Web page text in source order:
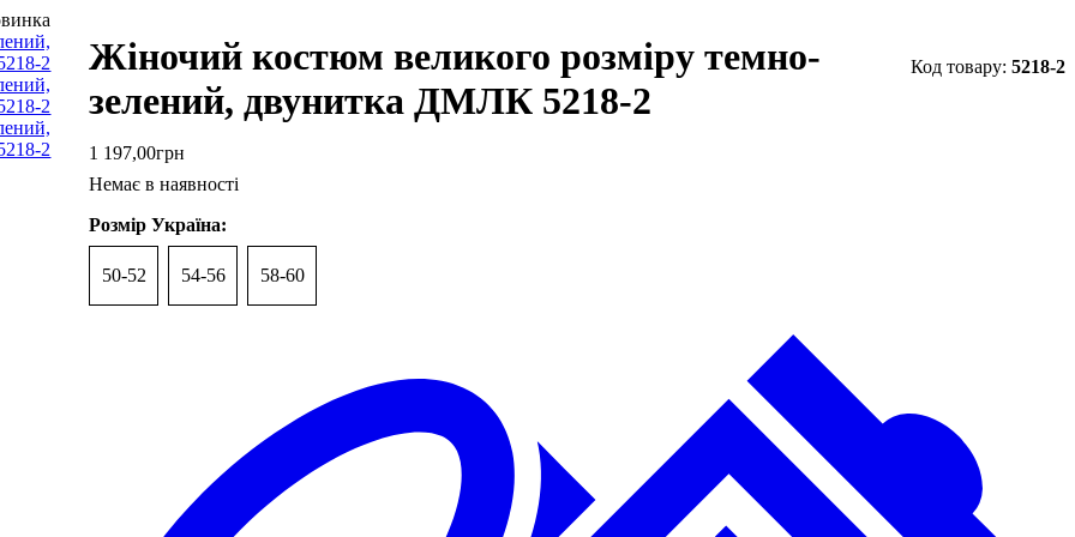
Жіночий костюм великого розміру темно-
зелений, двунитка ДМЛК 5218-2
5218-2
1 197,00грн
Немає в наявності
Розмір Україна:
50-52 54-56 58-60